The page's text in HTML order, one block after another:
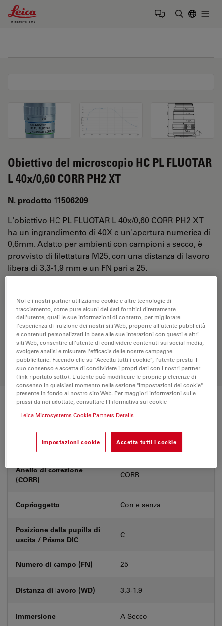
Leica Microsystems Logo
Obiettivo del microscopio HC PL FLUOTAR
L 40x/0,60 CORR PH2 XT
N. prodotto 11506209
L'obiettivo HC PL FLUOTAR L 40x/0,60 CORR PH2 XT
ha un ingrandimento di 40X e un'apertura numerica di
0,6mm. Adatto per ambienti con campioni a secco, è
provvisto di filettatura M25, con una distanza di lavoro
libera di 3,3-1,9 mm e un FN pari a 25.
RICHIESTA DI PREVENTIVO
Scopri la soluzione perfetta. Esplora il
nostroObjective Finder, confronta le
alternative e trova l’opzione più
adatta alle tue esigenze.
Specifiche tecniche
Numero di prodotto 11506209
Anello di correzione
(CORR)
CORR
Coprioggetto Con e senza
Posizione della pupilla di
uscita / Prisma DIC
C
Numero di campo (FN) 25
Distanza di lavoro (WD) 3.3-1.9
Immersione A Secco
Noi e i nostri partner utilizziamo cookie e altre tecnologie di
tracciamento, come pure alcuni dei dati fornitici direttamente
dall'utente, quali le sue informazioni di contatto, per migliorare
l'esperienza di fruizione dei nostri siti Web, proporre all'utente pubblicità
e contenuti personalizzati in base alle sue interazioni con questi e altri
siti Web, consentire all'utente di condividere contenuti sui social media,
svolgere analisi e misurare l'efficacia delle nostre campagne
pubblicitarie. Facendo clic su "Accetta tutti i cookie", l'utente presta il
suo consenso e accetta di condividere i propri dati con i nostri partner
(link riportato sotto). L'utente può modificare le proprie preferenze di
consenso in qualsiasi momento nella sezione "Impostazioni dei cookie"
presente in fondo al nostro sito Web. Per maggiori informazioni sulle
prassi da noi adottate, consultare l'Informativa sui cookie
Leica Microsystems Cookie Partners Details
Impostazioni cookie Accetta tutti i cookie